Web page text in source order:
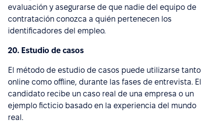
evaluación y asegurarse de que nadie del equipo de
contratación conozca a quién pertenecen los
identificadores del empleo.
20. Estudio de casos
El método de estudio de casos puede utilizarse tanto
online como offline, durante las fases de entrevista. El
candidato recibe un caso real de una empresa o un
ejemplo ficticio basado en la experiencia del mundo
real.